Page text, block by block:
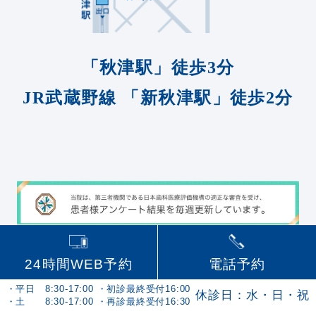
「秋津駅」徒歩3分
JR武蔵野線
「新秋津駅」徒歩2分
24時間WEB予約 電話予約
・平日 8:30-17:00 ・初診最終受付16:00
・土 8:30-17:00 ・再診最終受付16:30 休診日：水・日・祝